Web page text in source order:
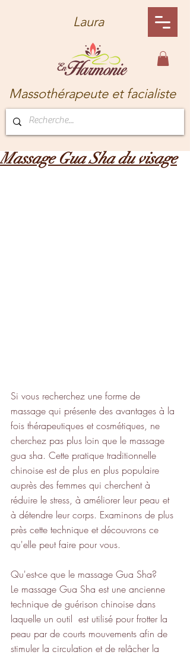
Laura
Massothérapeute et facialiste
Massage Gua Sha du visage
Si vous recherchez une forme de
massage qui présente des avantages à la
fois thérapeutiques et cosmétiques, ne
cherchez pas plus loin que le massage
gua sha. Cette pratique traditionnelle
chinoise est de plus en plus populaire
auprès des femmes qui cherchent à
réduire le stress, à améliorer leur peau et
à détendre leur corps. Examinons de plus
près cette technique et découvrons ce
qu'elle peut faire pour vous.
Qu'est-ce que le massage Gua Sha?
Le massage Gua Sha est une ancienne
technique de guérison chinoise dans
laquelle un outil  est utilisé pour frotter la
peau par de courts mouvements afin de
stimuler la circulation et de relâcher la